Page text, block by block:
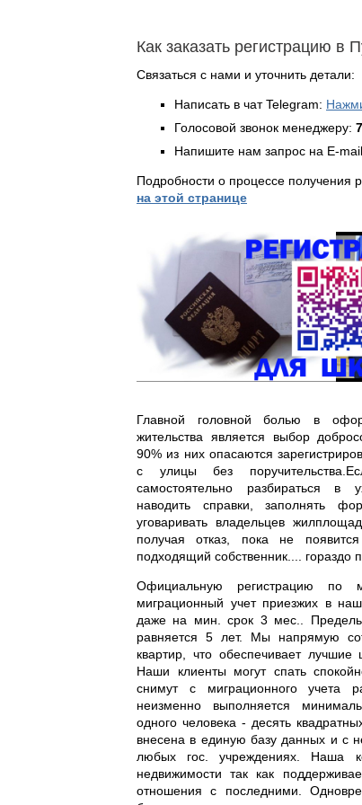
Как заказать регистрацию в
Связаться с нами и уточнить детали:
Написать в чат Telegram:
Голосовой звонок менеджеру:
Напишите нам запрос на E-mail
Подробности о процессе получения
на этой странице
Главной головной болью в
жительства является выбор
90% из них опасаются
с улицы без
самостоятельно разбираться в
наводить справки, заполнять
уговаривать владельцев
получая отказ, пока не
подходящий собственник.... гораздо
Официальную регистрацию по
миграционный учет приезжих в
даже на мин. срок 3 мес..
равняется 5 лет. Мы напрямую
квартир, что обеспечивает
Наши клиенты могут спать
снимут с миграционного учета
неизменно выполняется
одного человека - десять
внесена в единую базу данных и с
любых гос. учреждениях. Наша
недвижимости так как
отношения с последними.